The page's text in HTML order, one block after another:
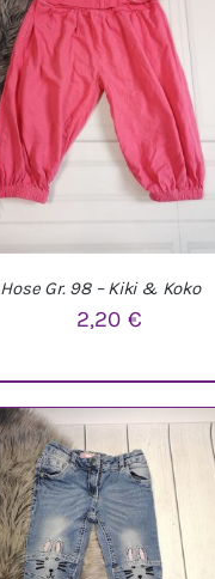
IN DEN WARENKORB
DETAILS
Hose Gr. 98 – Kiki & Koko
2,20€